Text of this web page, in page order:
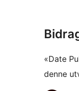
«Date
denne